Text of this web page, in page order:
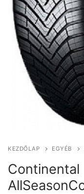
KEZDŐLAP EGYÉB
Continental